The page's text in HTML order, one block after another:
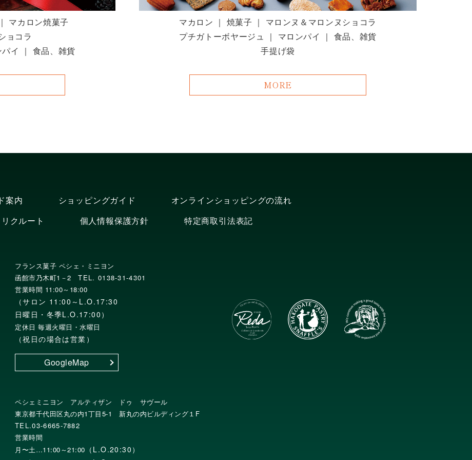
マカロン焼菓子
ョコラ
イ ｜ 食品、雑貨
マカロン ｜ 焼菓子 ｜ マロンヌ＆マロンヌショコラ
プチガトーボヤージュ ｜ マロンパイ ｜ 食品、雑貨
手提げ袋
MORE
案内 ショッピングガイド
オンラインショッピングの流れ
リクルート
個人情報保護方針 特定商取引法表記
フランス菓子 ペシェ・ミニヨン
函館市乃木町1－2TEL. 0138-31-4301
営業時間 11:00～18:00
（サロン 11:00～L.O.17:30
日曜日・冬季L.O.17:00）
定休日 毎週火曜日・水曜日
（祝日の場合は営業）
GoogleMap
ペシェミニヨン アルティザン ドゥ サヴール
東京都千代田区丸の内1丁目5-1 新丸の内ビルディング１F
TEL.03-6665-7882
営業時間
月〜土…11:00～21:00 （L.O.20:30）